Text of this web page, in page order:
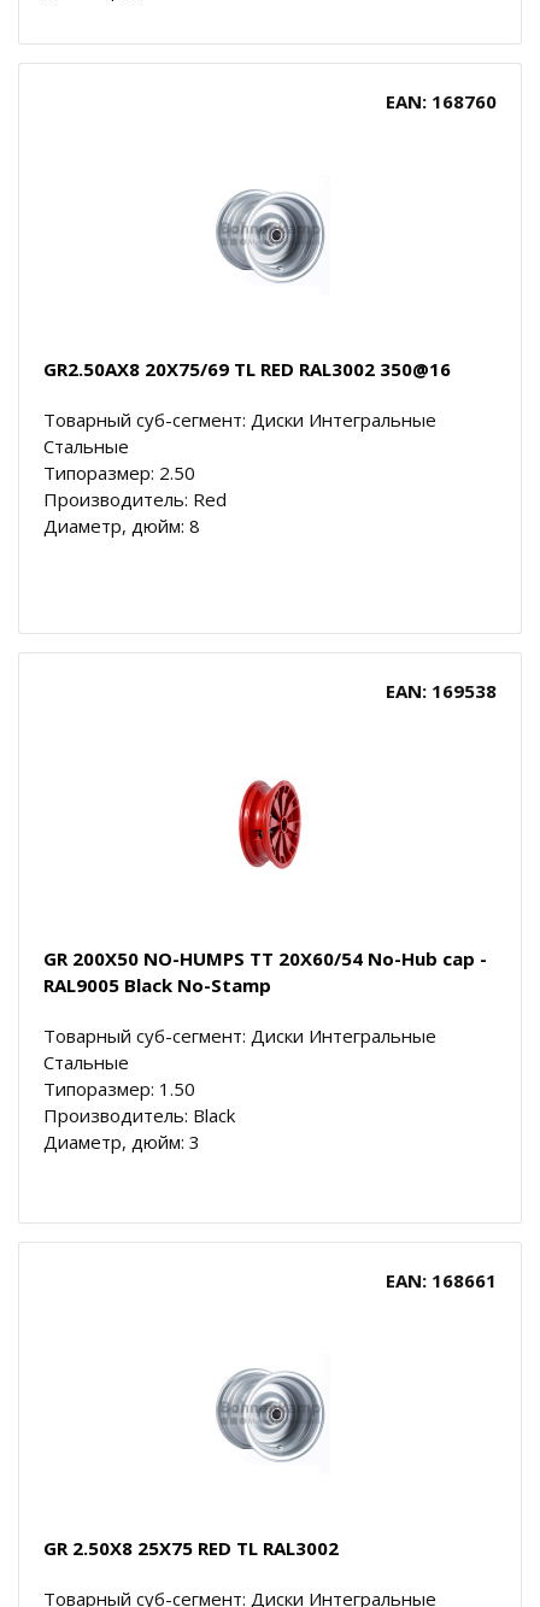
EAN: 168760
GR2.50AX8 20X75/69 TL RED RAL3002 350@16
Товарный суб-сегмент: Диски Интегральные
Стальные
Типоразмер: 2.50
Производитель: Red
Диаметр, дюйм: 8
EAN: 169538
GR 200X50 NO-HUMPS TT 20X60/54 No-Hub cap -
RAL9005 Black No-Stamp
Товарный суб-сегмент: Диски Интегральные
Стальные
Типоразмер: 1.50
Производитель: Black
Диаметр, дюйм: 3
EAN: 168661
GR 2.50X8 25X75 RED TL RAL3002
Товарный суб-сегмент: Диски Интегральные